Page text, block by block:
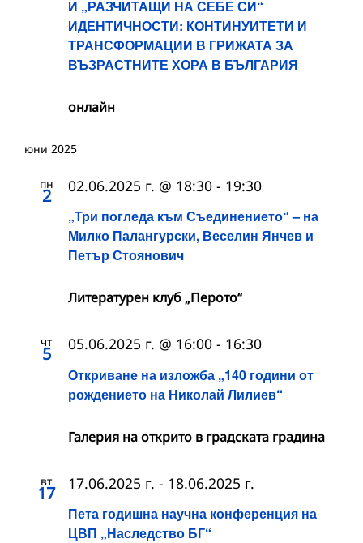
И „РАЗЧИТАЩИ НА СЕБЕ СИ“
ИДЕНТИЧНОСТИ: КОНТИНУИТЕТИ И
ТРАНСФОРМАЦИИ В ГРИЖАТА ЗА
ВЪЗРАСТНИТЕ ХОРА В БЪЛГАРИЯ
онлайн
юни 2025
пн
2
„Три погледа към Съединението“ – на
Милко Палангурски, Веселин Янчев и
Петър Стоянович
02.06.2025 г. @ 18:30 - 19:30
Литературен клуб „Перото“
чт
5
Откриване на изложба „140 години от
рождението на Николай Лилиев“
05.06.2025 г. @ 16:00 - 16:30
Галерия на открито в градската градина
вт
17
Пета годишна научна конференция на
ЦВП „Наследство БГ“
17.06.2025 г. - 18.06.2025 г.